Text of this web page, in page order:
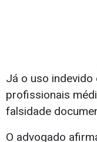
Já o uso
profissionais
falsidade
O advogado